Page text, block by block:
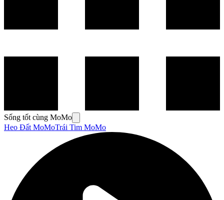
Sống tốt cùng MoMo
Heo Đất MoMoTrái Tim MoMo